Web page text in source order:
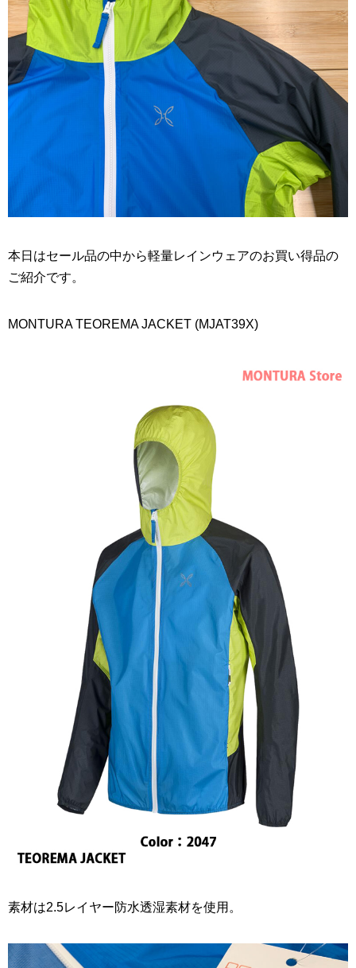
本日はセール品の中から軽量レインウェアのお買い得品の
ご紹介です。
MONTURA TEOREMA JACKET (MJAT39X)
素材は2.5レイヤー防水透湿素材を使用。